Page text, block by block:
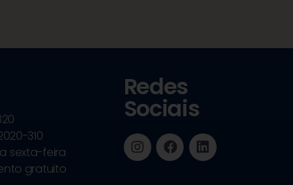
310
sexta-feira
gratuito
Redes
Sociais